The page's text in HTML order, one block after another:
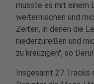
musste es mit einem
weitermachen und
Zeiten, in denen die
niederzureißen und
zu kreuzigen", so
Insgesamt 27 Tracks